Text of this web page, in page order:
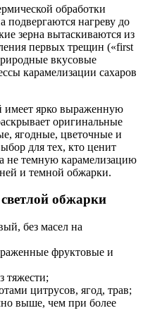
обработки
подвергаются нагреву до
зерна вытаскиваются из
первых трещин («first
вкусовые
карамелизации сахаров
имеет ярко выраженную
оригинальные
ягодные, цветочные и
для тех, кто ценит
не темную карамелизацию
и темной обжарки.
обжарки
без масел на
фруктовые и
тяжести;
цитрусов, ягод, трав;
выше, чем при более